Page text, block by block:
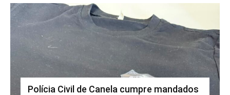
Polícia Civil de Canela cumpre mandados